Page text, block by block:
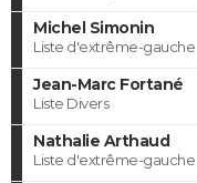
Michel Simonin
Liste d'extrême-gauche
Jean-Marc Fortané
Liste Divers
Nathalie Arthaud
Liste d'extrême-gauche